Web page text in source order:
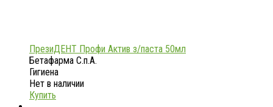
ПрезиДЕНТ Профи Актив з/паста 50мл
Бетафарма С.п.А.
Гигиена
Нет в наличии
Купить